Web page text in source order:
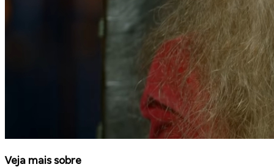
Veja mais sobre